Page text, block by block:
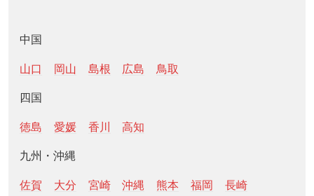
中国
山口 岡山 島根 広島 鳥取
四国
徳島 愛媛 香川 高知
九州・沖縄
佐賀 大分 宮崎 沖縄 熊本 福岡
長崎